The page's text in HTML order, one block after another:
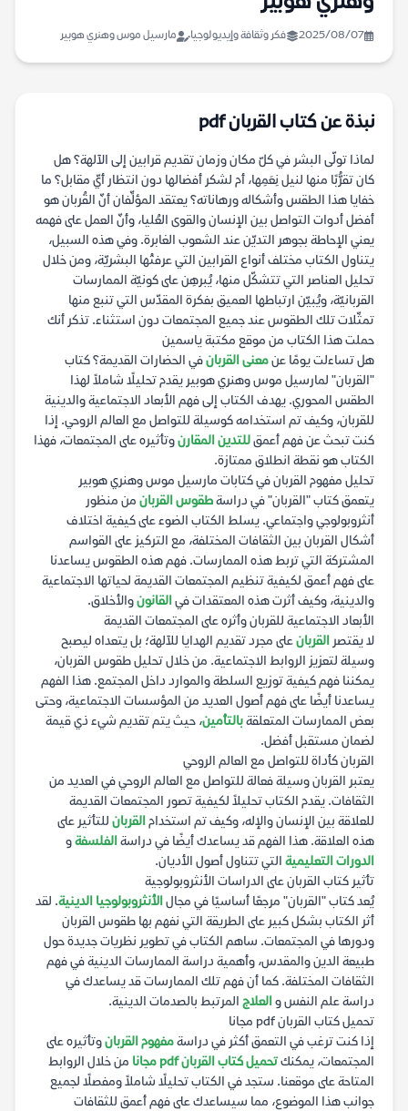
2025/08/07 فكر وثقافة وإيديولوجيا مارسيل موس وهنري هوبير
نبذة عن كتاب القربان pdf
لماذا تولّى البشر في كلّ مكان وزمان تقديم قرابين إلى الآلهة؟ هل
كان تقرُّبًا منها لنيل نِعَمِها، أم لشكر أفضالها دون انتظار أيّ مقابل؟ ما
خفايا هذا الطقس وأشكاله ورهاناته؟ يعتقد المؤلِّفان أنّ القُربان هو
أفضل أدوات التواصل بين الإنسان والقوى العُليا، وأنّ العمل على فهمه
يعني الإحاطة بجوهر التديّن عند الشعوب الغابرة. وفي هذه السبيل،
يتناول الكتاب مختلف أنواع القرابين التي عرفتْها البشريّة، ومن خلال
تحليل العناصر التي تتشكّل منها، يُبرهِن على كونيّة الممارسات
القربانيّة، ويُبيّن ارتباطها العميق بفكرة المقدّس التي تنبع منها
تمثّلات تلك الطقوس عند جميع المجتمعات دون استثناء. تذكر أنك
حملت هذا الكتاب من موقع مكتبة ياسمين
هل تساءلت يومًا عنمعنى القربانفي الحضارات القديمة؟ كتاب
"القربان" لمارسيل موس وهنري هوبير يقدم تحليلًا شاملاً لهذا
الطقس المحوري. يهدف الكتاب إلى فهم الأبعاد الاجتماعية والدينية
للقربان، وكيف تم استخدامه كوسيلة للتواصل مع العالم الروحي. إذا
كنت تبحث عن فهم أعمقللتدين المقارنوتأثيره على المجتمعات، فهذا
الكتاب هو نقطة انطلاق ممتازة.
تحليل مفهوم القربان في كتابات مارسيل موس وهنري هوبير
يتعمق كتاب "القربان" في دراسةطقوس القربان من منظور
أنثروبولوجي واجتماعي. يسلط الكتاب الضوء على كيفية اختلاف
أشكال القربان بين الثقافات المختلفة، مع التركيز على القواسم
المشتركة التي تربط هذه الممارسات. فهم هذه الطقوس يساعدنا
على فهم أعمق لكيفية تنظيم المجتمعات القديمة لحياتها الاجتماعية
والدينية، وكيف أثرت هذه المعتقدات فيالقانونوالأخلاق.
الأبعاد الاجتماعية للقربان وأثره على المجتمعات القديمة
لا يقتصر القربانعلى مجرد تقديم الهدايا للآلهة؛ بل يتعداه ليصبح
وسيلة لتعزيز الروابط الاجتماعية. من خلال تحليل طقوس القربان،
يمكننا فهم كيفية توزيع السلطة والموارد داخل المجتمع. هذا الفهم
يساعدنا أيضًا على فهم أصول العديد من المؤسسات الاجتماعية، وحتى
بعض الممارسات المتعلقةبالتأمين، حيث يتم تقديم شيء ذي قيمة
لضمان مستقبل أفضل.
القربان كأداة للتواصل مع العالم الروحي
يعتبر القربان وسيلة فعالة للتواصل مع العالم الروحي في العديد من
الثقافات. يقدم الكتاب تحليلاً لكيفية تصور المجتمعات القديمة
للعلاقة بين الإنسان والإله، وكيف تم استخدامالقربان للتأثير على
هذه العلاقة. هذا الفهم قد يساعدك أيضًا في دراسةالفلسفةو
الدورات التعليمية التي تتناول أصول الأديان.
تأثير كتاب القربان على الدراسات الأنثروبولوجية
يُعد كتاب "القربان" مرجعًا أساسيًا في مجالالأنثروبولوجيا الدينية. لقد
أثر الكتاب بشكل كبير على الطريقة التي نفهم بها طقوس القربان
ودورها في المجتمعات. ساهم الكتاب في تطوير نظريات جديدة حول
طبيعة الدين والمقدس، وأهمية دراسة الممارسات الدينية في فهم
الثقافات المختلفة. كما أن فهم تلك الممارسات قد يساعدك في
دراسة علم النفس والعلاج المرتبط بالصدمات الدينية.
تحميل كتاب القربان pdf مجانا
إذا كنت ترغب في التعمق أكثر في دراسةمفهوم القربانوتأثيره على
المجتمعات، يمكنكتحميل كتاب القربان pdf مجانا
من خلال الروابط
المتاحة على موقعنا. ستجد في الكتاب تحليلًا شاملاً ومفصلًا لجميع
جوانب هذا الموضوع، مما سيساعدك على فهم أعمق للثقافات